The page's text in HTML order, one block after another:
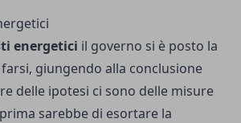
energetici il governo si è posto la
giungendo alla conclusione
delle ipotesi ci sono delle misure
sarebbe di esortare la